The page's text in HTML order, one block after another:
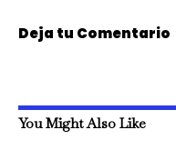
Deja tu Comentario
You Might Also Like